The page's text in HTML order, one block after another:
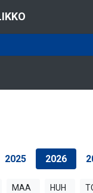
2025 2026
MAA HUH